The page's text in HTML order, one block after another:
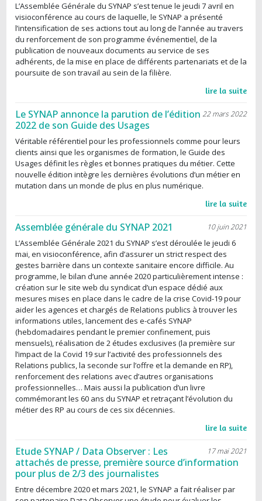
L’Assemblée Générale du SYNAP s’est tenue le jeudi 7 avril en
visioconférence au cours de laquelle, le SYNAP a présenté
l’intensification de ses actions tout au long de l’année au travers
du renforcement de son programme événementiel, de la
publication de nouveaux documents au service de ses
adhérents, de la mise en place de différents partenariats et de la
poursuite de son travail au sein de la filière.
lire la suite
22 mars 2022
Le SYNAP annonce la parution de l’édition
2022 de son Guide des Usages
Véritable référentiel pour les professionnels comme pour leurs
clients ainsi que les organismes de formation, le Guide des
Usages définit les règles et bonnes pratiques du métier. Cette
nouvelle édition intègre les dernières évolutions d’un métier en
mutation dans un monde de plus en plus numérique.
lire la suite
10 juin 2021
Assemblée générale du SYNAP 2021
L’Assemblée Générale 2021 du SYNAP s’est déroulée le jeudi 6
mai, en visioconférence, afin d’assurer un strict respect des
gestes barrière dans un contexte sanitaire encore difficile. Au
programme, le bilan d’une année 2020 particulièrement intense :
création sur le site web du syndicat d’un espace dédié aux
mesures mises en place dans le cadre de la crise Covid-19 pour
aider les agences et chargés de Relations publics à trouver les
informations utiles, lancement des e-cafés SYNAP
(hebdomadaires pendant le premier confinement, puis
mensuels), réalisation de 2 études exclusives (la première sur
l’impact de la Covid 19 sur l’activité des professionnels des
Relations publics, la seconde sur l’offre et la demande en RP),
renforcement des relations avec d’autres organisations
professionnelles… Mais aussi la publication d’un livre
commémorant les 60 ans du SYNAP et retraçant l’évolution du
métier des RP au cours de ces six décennies.
lire la suite
17 mai 2021
Etude SYNAP / Data Observer : Les
attachés de presse, première source d’information
pour plus de 2/3 des journalistes
Entre décembre 2020 et mars 2021, le SYNAP a fait réaliser par